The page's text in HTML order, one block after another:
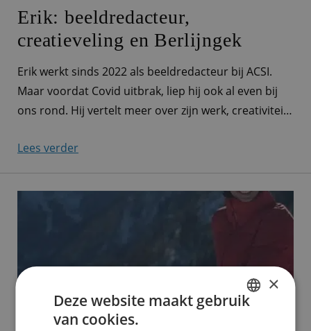
Erik: beeldredacteur,
creatieveling en Berlijngek
Erik werkt sinds 2022 als beeldredacteur bij ACSI.
Maar voordat Covid uitbrak, liep hij ook al even bij
ons rond. Hij vertelt meer over zijn werk, creativiteit
je handen “Ik werk als beeldredacteur voor ACSI.
gebruiken, waarvoor dan ook,
Lees verder
ACSI PUBLISHING
×
Deze website maakt gebruik
van cookies.